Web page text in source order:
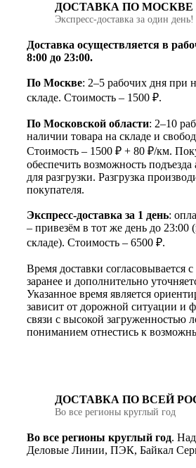
ДОСТАВКА ПО МОСКВЕ
Экспресс‑доставка за один день!
Доставка осуществляется в
8:00 до 23:00.
По Москве: 2–5 рабочих дня при
складе. Стоимость – 1500 ₽.
По Московской области: 2–10
наличии товара на складе и
Стоимость – 1500 ₽ + 80 ₽/км.
обеспечить возможность
для разгрузки. Разгрузка
покупателя.
Экспресс-доставка за 1 день:
– привезём в тот же день до 23:00
складе). Стоимость – 6500 ₽.
Время доставки согласовывается
заранее и дополнительно
Указанное время является
зависит от дорожной ситуации и
связи с высокой загруженностью
пониманием отнестись к
ДОСТАВКА ПО ВСЕЙ
Во все регионы круглый год
Во все регионы круглый год.
Деловые Линии, ПЭК, Байкал